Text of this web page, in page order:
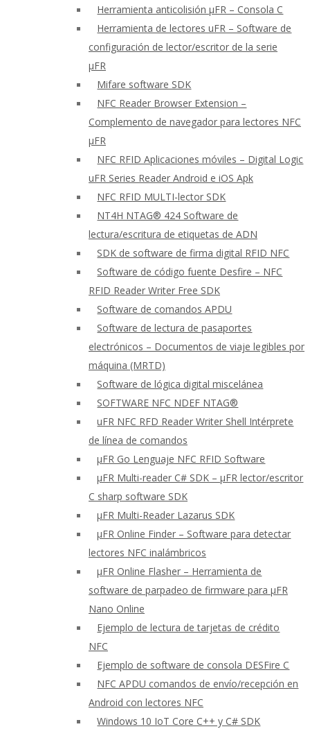
Herramienta anticolisión μFR – Consola C
Herramienta de lectores uFR – Software de
configuración de lector/escritor de la serie
μFR
Mifare software SDK
NFC Reader Browser Extension –
Complemento de navegador para lectores NFC
μFR
NFC RFID Aplicaciones móviles – Digital Logic
uFR Series Reader Android e iOS Apk
NFC RFID MULTI-lector SDK
NT4H NTAG® 424 Software de
lectura/escritura de etiquetas de ADN
SDK de software de firma digital RFID NFC
Software de código fuente Desfire – NFC
RFID Reader Writer Free SDK
Software de comandos APDU
Software de lectura de pasaportes
electrónicos – Documentos de viaje legibles por
máquina (MRTD)
Software de lógica digital miscelánea
SOFTWARE NFC NDEF NTAG®
uFR NFC RFD Reader Writer Shell Intérprete
de línea de comandos
μFR Go Lenguaje NFC RFID Software
μFR Multi-reader C# SDK – μFR lector/escritor
C sharp software SDK
μFR Multi-Reader Lazarus SDK
μFR Online Finder – Software para detectar
lectores NFC inalámbricos
μFR Online Flasher – Herramienta de
software de parpadeo de firmware para μFR
Nano Online
Ejemplo de lectura de tarjetas de crédito
NFC
Ejemplo de software de consola DESFire C
NFC APDU comandos de envío/recepción en
Android con lectores NFC
Windows 10 IoT Core C++ y C# SDK